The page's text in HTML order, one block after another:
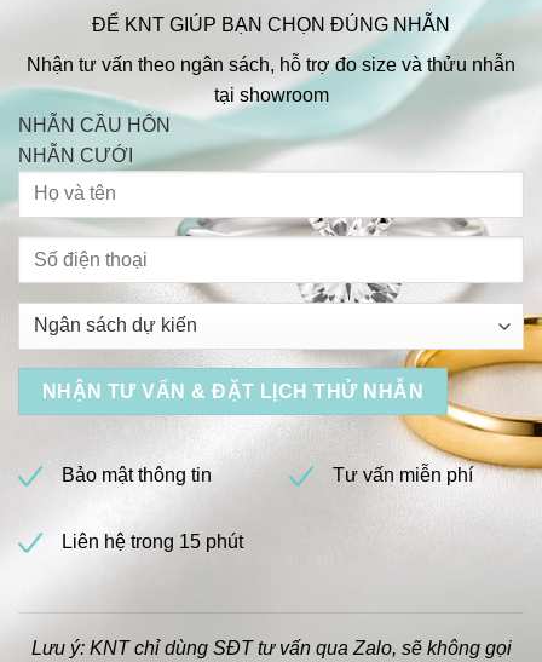
ĐỂ KNT GIÚP BẠN CHỌN ĐÚNG NHẪN
Nhận tư vấn theo ngân sách, hỗ trợ đo size và thửu nhẫn
tại showroom
NHẪN CẦU HÔN
NHẪN CƯỚI
Bảo mật thông tin Tư vấn miễn phí
Liên hệ trong 15 phút
Lưu ý: KNT chỉ dùng SĐT tư vấn qua Zalo, sẽ không gọi